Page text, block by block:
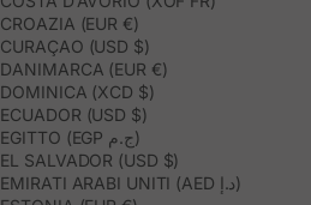
CROAZIA (EUR €)
CURAÇAO (USD $)
DANIMARCA (EUR €)
DOMINICA (XCD $)
ECUADOR (USD $)
EGITTO (EGP ج.م)
EL SALVADOR (USD $)
EMIRATI ARABI UNITI (AED د.إ)